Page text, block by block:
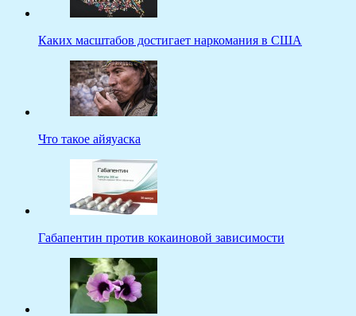
Каких масштабов достигает наркомания в США
Что такое айяуаска
Габапентин против кокаиновой зависимости